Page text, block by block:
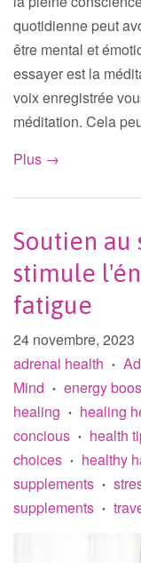
quotidienne peut
être mental et
essayer est la
voix enregistrée
méditation. Cela
Plus →
Soutien au
stimule
fatigue
24 novembre, 2023
adrenal health •
Mind
• energy
healing • healing
concious • health
choices • healthy
supplements •
supplements •